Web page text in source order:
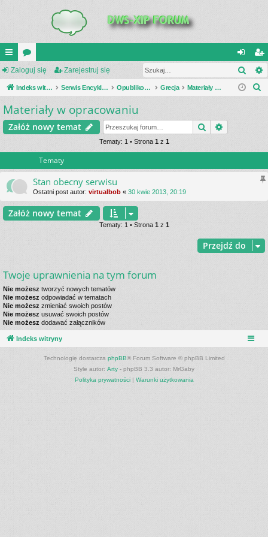
UI
C
K
_L
or
a
al
og
ar
ej
ę
Zaloguj się Zarejestruj się
Indeks witryny Serwis Encyklopedia Uzbrojenia Opublikowane zestawienia Grecja Materiały w opracowaniu
j
Materiały w opracowaniu
Załóż nowy temat Szukaj
Tematy: 1 • Strona 1 z 1
Tematy
Stan obecny serwisu
Ostatni post autor: virtualbob « 30 kwie 2013, 20:19
Załóż nowy temat
Tematy: 1 • Strona 1 z 1
Przejdź do
Twoje uprawnienia na tym forum
Nie możesz tworzyć nowych tematów
Nie możesz odpowiadać w tematach
Nie możesz zmieniać swoich postów
Nie możesz usuwać swoich postów
Nie możesz dodawać załączników
Indeks witryny
Technologię dostarcza phpBB® Forum Software © phpBB Limited
Style autor: Arty - phpBB 3.3 autor: MrGaby
Polityka prywatności| Warunki użytkowania